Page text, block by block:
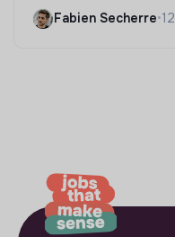
Fabien Secherre•